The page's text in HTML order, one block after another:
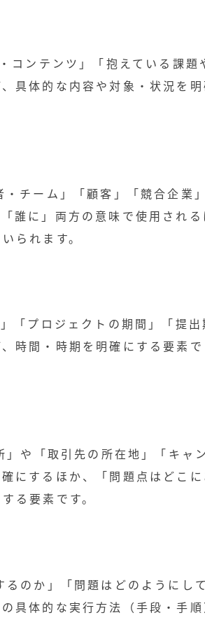
コンテンツ」
「抱えている課題
具体的な内容や対象・状況を明
チーム」「顧客」「競合企業」
誰に」両方の意味で使用される
られます。
「プロジェクトの期間」「提出
時間・時期を明確にする要素で
や「取引先の所在地」「キャン
にするほか、「問題点はどこに
る要素です。
のか」「問題はどのようにして
具体的な実行方法（手段・手順